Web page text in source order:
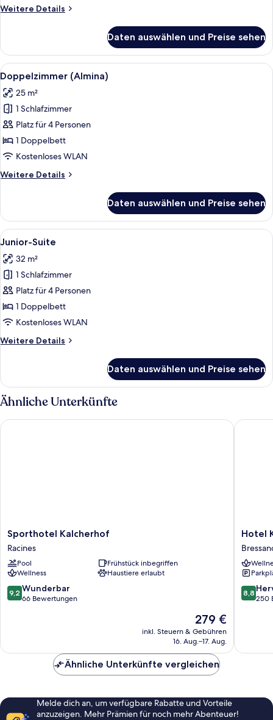
Weitere Details
Weitere
(Jaufental)
Daten auswählen und Preise sehen
Alle
Fotos
für
Doppelzimmer
(Almina)
anzeigen
Ein Hotelzimmer mit einem
5
Doppelzimmer (Almina)
25 m²
1 Schlafzimmer
Platz für 4 Personen
1 Doppelbett
Kostenloses WLAN
Weitere Details
Weitere
(Almina)
Daten auswählen und Preise sehen
Alle
Fotos
für
Junior-
Suite
anzeigen
Ein Hotelzimmer mit einem
5
Junior-Suite
32 m²
1 Schlafzimmer
Platz für 4 Personen
1 Doppelbett
Kostenloses WLAN
Weitere Details
Weitere
Suite
Daten auswählen und Preise sehen
Ähnliche Unterkünfte
Sporthotel
Kalcherhof
Racines
Sporthotel Kalcherhof
Racines
Pool
Frühstück inbegriffen
Wellness
Haustiere erlaubt
9.2
von
9,2 Wunderbar
66 Bewertungen
Der
Preis
beträgt
279 €
inkl. Steuern & Gebühren
16. Aug.–17. Aug.
Sporthotel Kalcherhof
Hotel
KRONE
-
eat,
drink,
stay
Hotel
8.8
von
8,8
250
Hotel
Ähnliche Unterkünfte vergleichen
Melde dich an, um verfügbare Rabatte und Vorteile
anzuzeigen. Mehr Prämien für noch mehr Abenteuer!